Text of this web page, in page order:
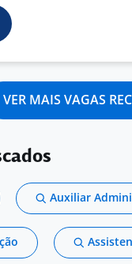
VER MAIS VAGAS
Auxiliar